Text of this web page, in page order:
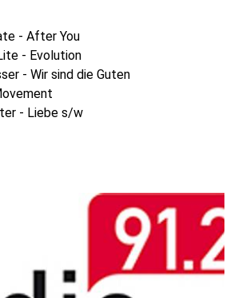
- After You
- Evolution
- Wir sind die Guten
- Liebe s/w